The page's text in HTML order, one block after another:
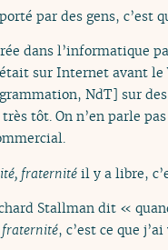
par des gens, c’est
dans l’informatique
sur Internet avant
NdT] sur
tôt. On n’en parle
fraternité il y a libre,
Stallman dit «
fraternité, c’est ce que